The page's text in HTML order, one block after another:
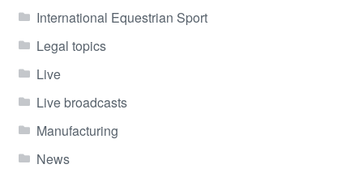
International Equestrian Sport
Legal topics
Live
Live broadcasts
Manufacturing
News